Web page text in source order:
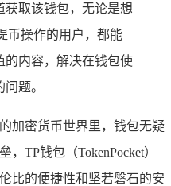
获取该钱包，无论是想
币操作的用户，都能
的内容，解决在钱包使
题。
加密货币世界里，钱包无疑
TP钱包（TokenPocket）
比的便捷性和坚若磐石的安